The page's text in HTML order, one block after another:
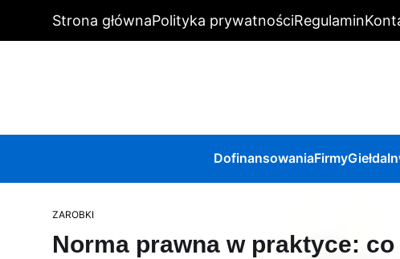
Strona głównaPolityka prywatnościRegulamin
DofinansowaniaFirmyGiełda
ZAROBKI
Norma prawna w praktyce: